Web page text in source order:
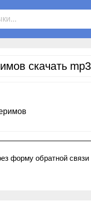
скачать mp3
форму обратной